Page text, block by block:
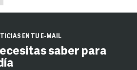
EN TU E-MAIL
saber para